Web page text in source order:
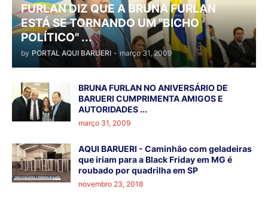
FURLAN DIZ QUE A BRUNA FURLAN
ESTÁ SE TORNANDO UM "BICHO
POLÍTICO" ...
by PORTAL AQUI BARUERI - março 31, 2009
BRUNA FURLAN NO ANIVERSÁRIO DE
BARUERI CUMPRIMENTA AMIGOS E
AUTORIDADES ...
março 31, 2009
AQUI BARUERI - Caminhão com geladeiras
que iriam para a Black Friday em MG é
roubado por quadrilha em SP
novembro 23, 2018